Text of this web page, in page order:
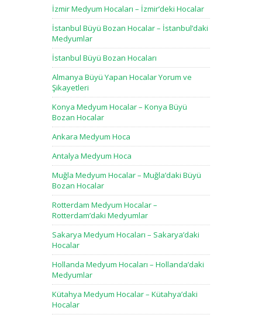
İzmir Medyum Hocaları – İzmir’deki Hocalar
İstanbul Büyü Bozan Hocalar – İstanbul’daki
Medyumlar
İstanbul Büyü Bozan Hocaları
Almanya Büyü Yapan Hocalar Yorum ve
Şikayetleri
Konya Medyum Hocalar – Konya Büyü
Bozan Hocalar
Ankara Medyum Hoca
Antalya Medyum Hoca
Muğla Medyum Hocalar – Muğla’daki Büyü
Bozan Hocalar
Rotterdam Medyum Hocalar –
Rotterdam’daki Medyumlar
Sakarya Medyum Hocaları – Sakarya’daki
Hocalar
Hollanda Medyum Hocaları – Hollanda’daki
Medyumlar
Kütahya Medyum Hocalar – Kütahya’daki
Hocalar